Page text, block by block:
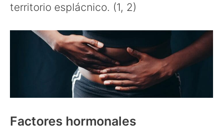
territorio esplácnico. (1, 2)
Factores hormonales